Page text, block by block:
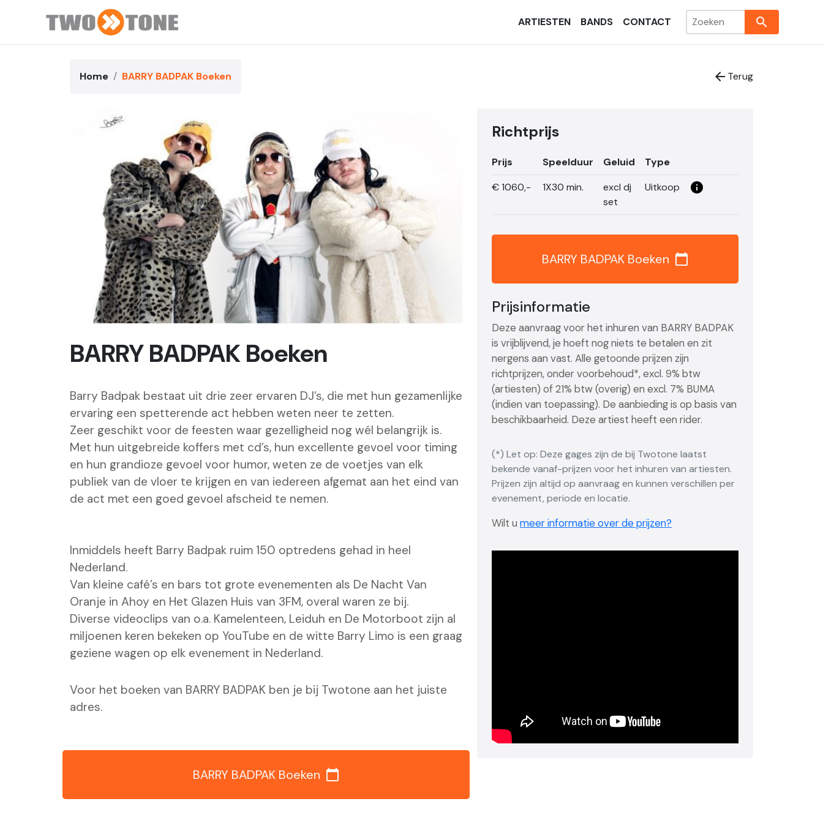
ARTIESTEN BANDS CONTACT search
Home BARRY BADPAK Boeken arrow_back Terug
BARRY BADPAK Boeken
Barry Badpak bestaat uit drie zeer ervaren DJ’s, die met hun gezamenlijke
ervaring een spetterende act hebben weten neer te zetten.
Zeer geschikt voor de feesten waar gezelligheid nog wél belangrijk is.
Met hun uitgebreide koffers met cd’s, hun excellente gevoel voor timing
en hun grandioze gevoel voor humor, weten ze de voetjes van elk
publiek van de vloer te krijgen en van iedereen afgemat aan het eind van
de act met een goed gevoel afscheid te nemen.
Inmiddels heeft Barry Badpak ruim 150 optredens gehad in heel
Nederland.
Van kleine café’s en bars tot grote evenementen als De Nacht Van
Oranje in Ahoy en Het Glazen Huis van 3FM, overal waren ze bij.
Diverse videoclips van o.a. Kamelenteen, Leiduh en De Motorboot zijn al
miljoenen keren bekeken op YouTube en de witte Barry Limo is een graag
geziene wagen op elk evenement in Nederland.
Voor het boeken van BARRY BADPAK ben je bij Twotone aan het juiste
adres.
BARRY BADPAK Boeken calendar_today
Richtprijs
Prijs Speelduur Geluid
Type
€1060,- 1X30 min.
excl dj
set
Uitkoop info_i
BARRY BADPAK Boeken calendar_today
Prijsinformatie
Deze aanvraag voor het inhuren van BARRY BADPAK
is vrijblijvend, je hoeft nog niets te betalen en zit
nergens aan vast. Alle getoonde prijzen zijn
richtprijzen, onder voorbehoud*, excl. 9% btw
(artiesten) of 21% btw (overig) en excl. 7% BUMA
(indien van toepassing). De aanbieding is op basis van
beschikbaarheid. Deze artiest heeft een rider.
(*) Let op: Deze gages zijn de bij Twotone laatst
bekende vanaf-prijzen voor het inhuren van artiesten.
Prijzen zijn altijd op aanvraag en kunnen verschillen per
evenement, periode en locatie.
Wilt u meer informatie over de prijzen?